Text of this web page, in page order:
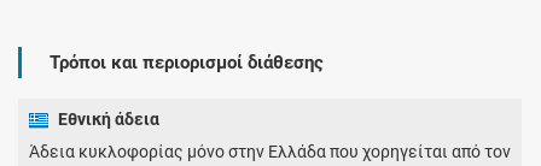
Τρόποι και περιορισμοί διάθεσης
Εθνική άδεια
Άδεια κυκλοφορίας μόνο στην Ελλάδα που χορηγείται από τον